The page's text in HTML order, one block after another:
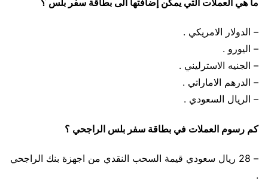
ما هي العملات التي يمكن إضافتها الى بطاقة سفر بلس ؟
– الدولار الامريكي .
– اليورو .
– الجنيه الاسترليني .
– الدرهم الاماراتي .
– الريال السعودي .
كم رسوم العملات في بطاقة سفر بلس الراجحي ؟
– 28 ريال سعودي قيمة السحب النقدي من اجهزة بنك الراجحي
.